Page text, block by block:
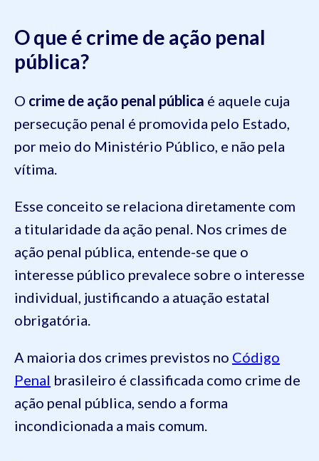
O que é crime de ação penal
pública?
O crime de ação penal pública é aquele cuja
persecução penal é promovida pelo Estado,
por meio do Ministério Público, e não pela
vítima.
Esse conceito se relaciona diretamente com
a titularidade da ação penal. Nos crimes de
ação penal pública, entende-se que o
interesse público prevalece sobre o interesse
individual, justificando a atuação estatal
obrigatória.
A maioria dos crimes previstos no Código
Penal brasileiro é classificada como crime de
ação penal pública, sendo a forma
incondicionada a mais comum.